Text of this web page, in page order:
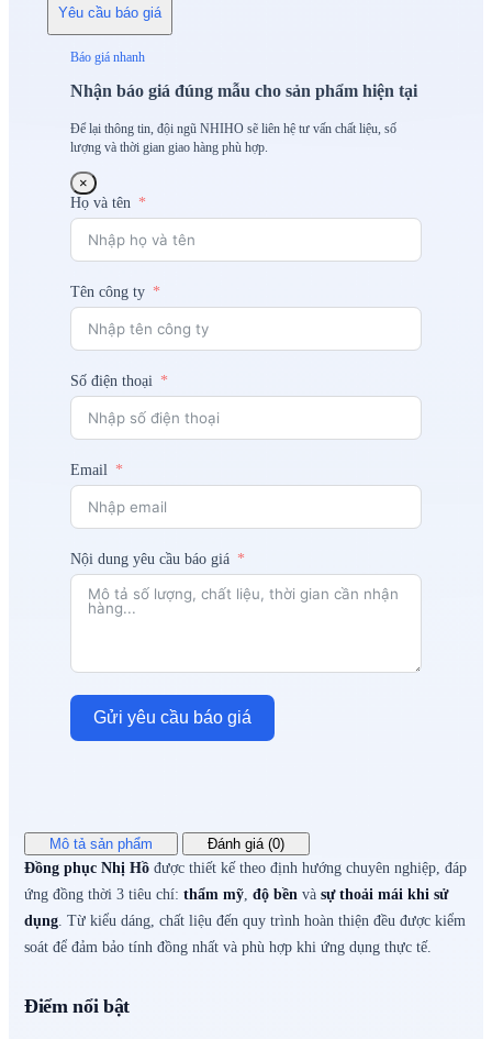
Yêu cầu báo giá
Báo giá nhanh
Nhận báo giá đúng mẫu cho sản phẩm hiện tại
Để lại thông tin, đội ngũ NHIHO sẽ liên hệ tư vấn chất liệu, số
lượng và thời gian giao hàng phù hợp.
×
Họ và tên
Tên công ty
Số điện thoại
Email
Nội dung yêu cầu báo giá
Gửi yêu cầu báo giá
Mô tả sản phẩm
Đánh giá (0)
Đồng phục Nhị Hồ được thiết kế theo định hướng chuyên nghiệp, đáp
ứng đồng thời 3 tiêu chí: thẩm mỹ độ bền và sự thoải mái khi sử
dụng . Từ kiểu dáng, chất liệu đến quy trình hoàn thiện đều được kiểm
soát để đảm bảo tính đồng nhất và phù hợp khi ứng dụng thực tế.
Điểm nổi bật